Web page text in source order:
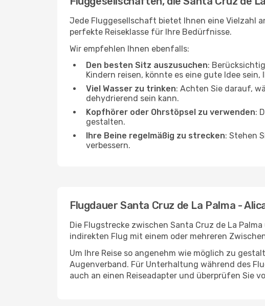
Jede Fluggesellschaft bietet Ihnen eine Vielzahl
perfekte Reiseklasse für Ihre Bedürfnisse.
Wir empfehlen Ihnen ebenfalls:
Den besten Sitz auszusuchen:
Kindern reisen, könnte es eine gute Idee
Viel Wasser zu trinken: Achten Sie darauf,
dehydrierend sein kann.
Kopfhörer oder Ohrstöpsel zu verwenden:
gestalten.
Ihre Beine regelmäßig zu strecken: Stehen
verbessern.
Flugdauer Santa Cruz de La Palma -
Die Flugstrecke zwischen Santa Cruz de La
indirekten Flug mit einem oder mehreren
Um Ihre Reise so angenehm wie möglich zu
Augenverband. Für Unterhaltung während des
auch an einen Reiseadapter und überprüfen Sie